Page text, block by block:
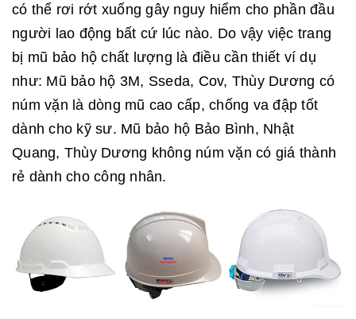
có thể rơi rớt xuống gây nguy hiểm cho phần đầu
người lao động bất cứ lúc nào. Do vậy việc trang
bị mũ bảo hộ chất lượng là điều cần thiết ví dụ
như: Mũ bảo hộ 3M, Sseda, Cov, Thùy Dương có
núm vặn là dòng mũ cao cấp, chống va đập tốt
dành cho kỹ sư. Mũ bảo hộ Bảo Bình, Nhật
Quang, Thùy Dương không núm vặn có giá thành
rẻ dành cho công nhân.